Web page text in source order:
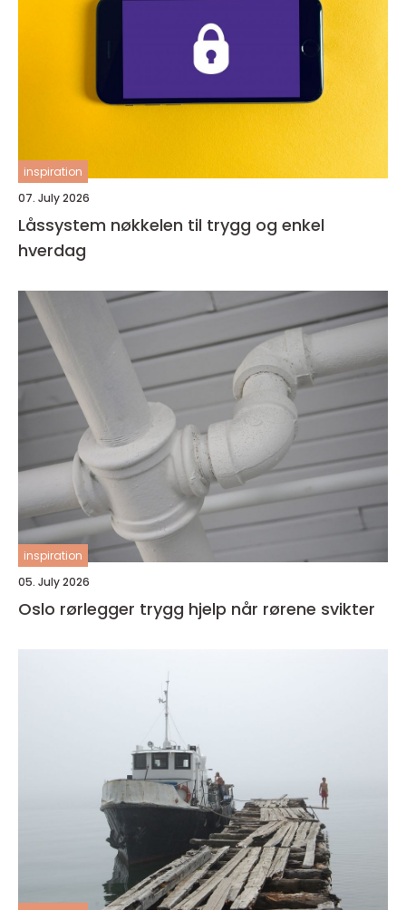
inspiration
07. July 2026
Låssystem nøkkelen til trygg og enkel
hverdag
inspiration
05. July 2026
Oslo rørlegger trygg hjelp når rørene svikter